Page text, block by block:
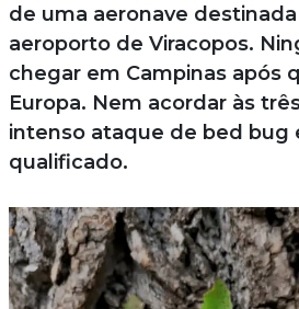
de uma aeronave
aeroporto de Viracopos.
chegar em Campinas após
Europa. Nem acordar às
intenso ataque de bed bug
qualificado.